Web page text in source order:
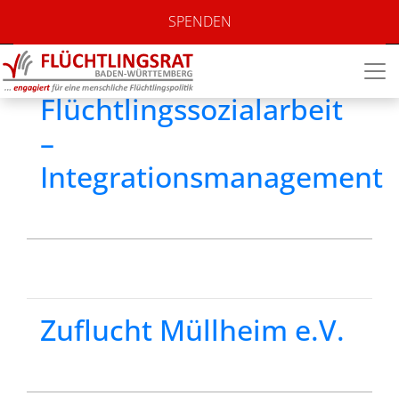
SPENDEN
Standort:Breisgau
Hochschwarzwald
Flüchtlingssozialarbeit
–
Integrationsmanagement
Zuflucht Müllheim e.V.